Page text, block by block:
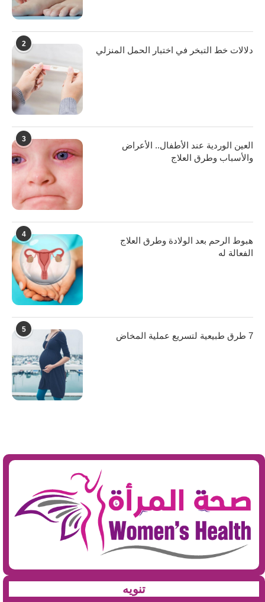
2
دلالات خط التبخر في اختبار الحمل المنزلي
3
العين الوردية عند الأطفال.. الأعراض
والأسباب وطرق العلاج
4
هبوط الرحم بعد الولادة وطرق العلاج
الفعالة له
5
7 طرق طبيعية لتسريع عملية المخاض
تنويه